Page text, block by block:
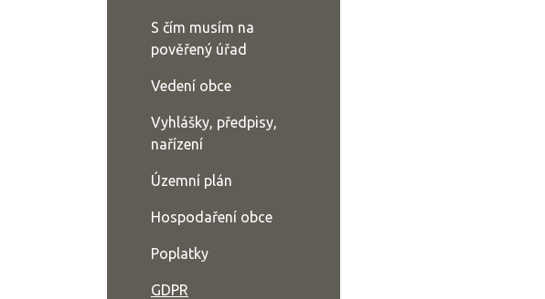
S čím musím na
pověřený úřad
Vedení obce
Vyhlášky, předpisy,
nařízení
Územní plán
Hospodaření obce
Poplatky
GDPR